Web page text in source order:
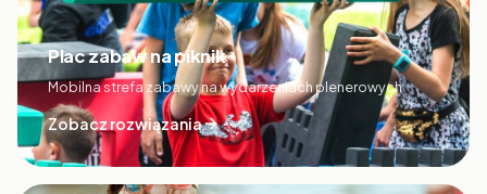
Plac zabaw na piknik
Mobilna strefa zabawy na wydarzeniach plenerowych
Zobacz rozwiązania